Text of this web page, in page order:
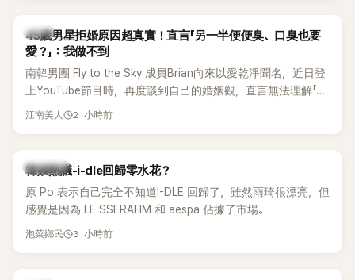
韓星
45歲男星拒婚原因超真實！直言「另一半便便臭、口臭也要
愛？」：我做不到
南韓男團 Fly to the Sky 成員Brian向來以愛乾淨聞名，近日登
上YouTube節目時，再度談到自己的婚姻觀，直言無法理解「連
另一半的口臭、便便臭都要愛」這種說法，更大方表明自己是不
江南美人 2 小時前
熱議討論
韓娛熱議-i-dle回歸零水花？
原 Po 表示自己完全不知道I-DLE 回歸了，雖然雨琦很漂亮，但
感覺是因為 LE SSERAFIM 和 aespa 佔據了市場。
泡菜鄉民 3 小時前